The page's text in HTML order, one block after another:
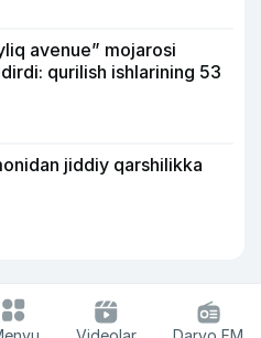
avenue” mojarosi
qurilish ishlarining 53
jiddiy qarshilikka